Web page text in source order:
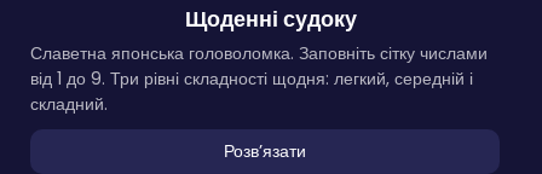
Щоденні судоку
Славетна японська головоломка. Заповніть сітку числами
від 1 до 9. Три рівні складності щодня: легкий, середній і
складний.
Розвʼязати